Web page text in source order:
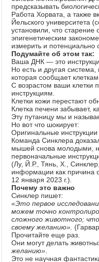
предсказывать
Работа Хорвата, а также
Йельского университета
установили, что старение
эпигенетическим
измерить и потенциально
Подумайте об этом так:
Ваша ДНК — это
Но есть и другая
которая сообщает
С возрастом ваши клетки
инструкциям.
Клетки кожи перестают
Клетка печени забывает,
Эту путаницу мы и
Но вот что шокирует:
Оригинальные
Команда Синклера
мышей снова молодыми,
первоначальные
(Лу, Й.Р., Тянь, Х.,
информации как причина
12 января 2023 г.).
Почему это важно
Синклер пишет:
«Это первое
можем точно
сложного животного;
своему желанию».
Прочитайте еще раз.
Они могут делать
желанию»
Это не научная